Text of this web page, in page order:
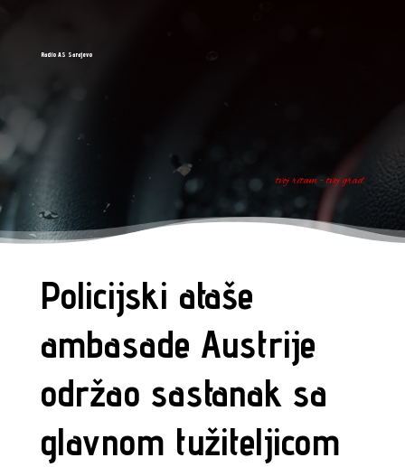
Radio AS Sarajevo
tvoj ritam - tvoj grad
Policijski ataše
ambasade Austrije
održao sastanak sa
glavnom tužiteljicom